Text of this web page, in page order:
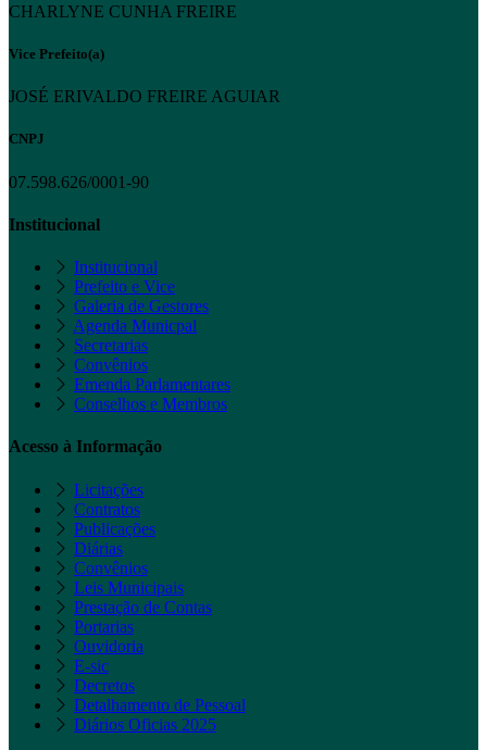
CHARLYNE CUNHA FREIRE
Vice Prefeito(a)
JOSÉ ERIVALDO FREIRE AGUIAR
CNPJ
07.598.626/0001-90
Institucional
Institucional
Prefeito e Vice
Galeria de Gestores
Agenda Municpal
Secretarias
Convênios
Emenda Parlamentares
Conselhos e Membros
Acesso à Informação
Licitações
Contratos
Publicações
Diárias
Convênios
Leis Municipais
Prestação de Contas
Portarias
Ouvidoria
E-sic
Decretos
Detalhamento de Pessoal
Diários Oficias 2025